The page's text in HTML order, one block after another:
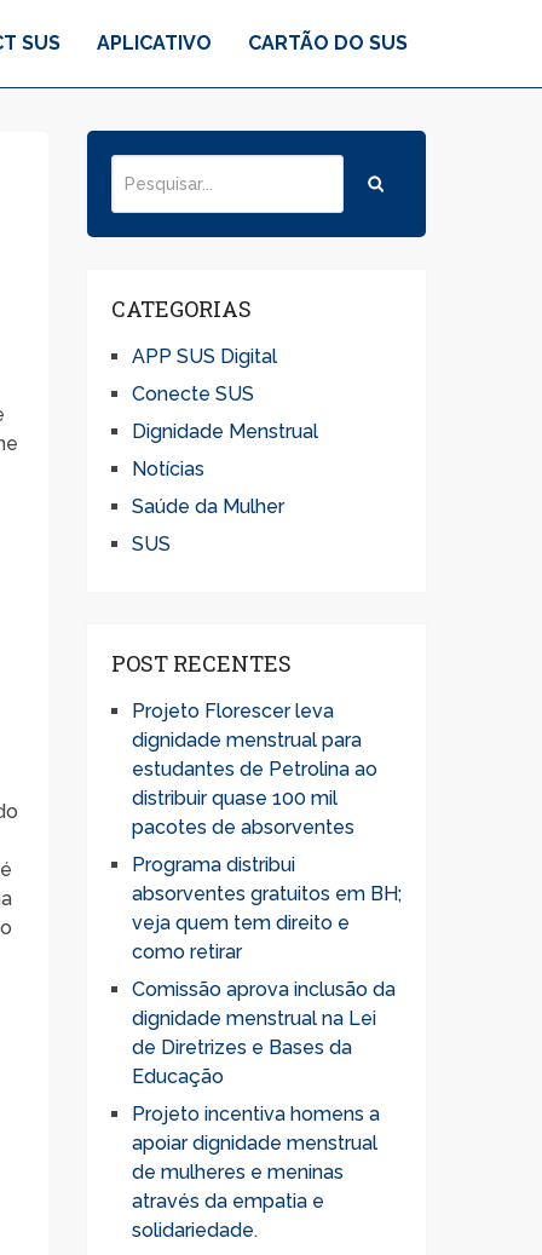
SUS APLICATIVO CARTÃO DO SUS
CATEGORIAS
APP SUS Digital
Conecte SUS
Dignidade Menstrual
Notícias
Saúde da Mulher
SUS
POST RECENTES
Projeto Florescer leva
dignidade menstrual para
estudantes de Petrolina ao
distribuir quase 100 mil
pacotes de absorventes
Programa distribui
absorventes gratuitos em BH;
veja quem tem direito e
como retirar
Comissão aprova inclusão da
dignidade menstrual na Lei
de Diretrizes e Bases da
Educação
Projeto incentiva homens a
apoiar dignidade menstrual
de mulheres e meninas
através da empatia e
solidariedade.